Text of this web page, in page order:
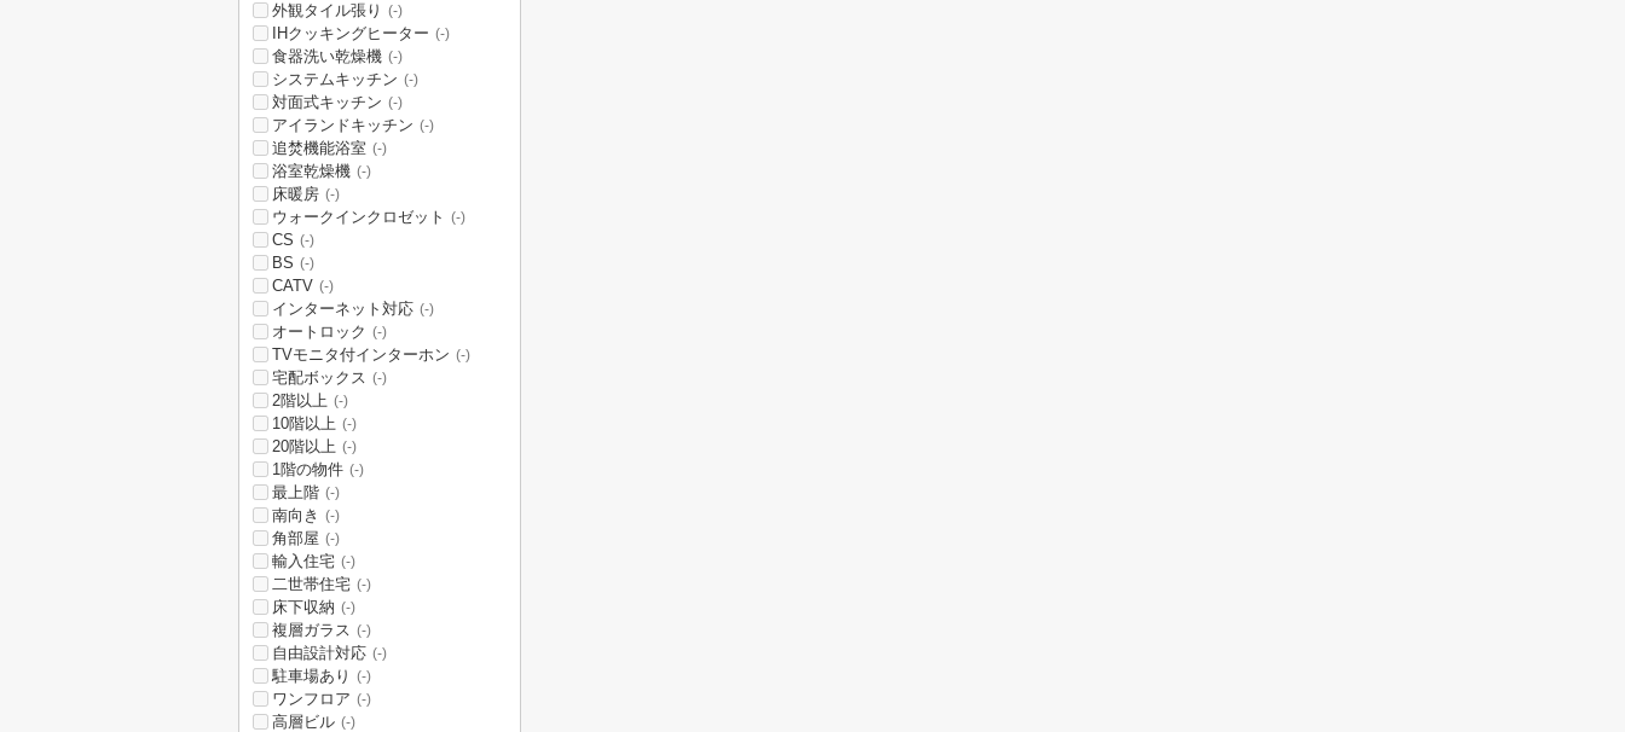
外観タイル張り (-)
IHクッキングヒーター (-)
食器洗い乾燥機 (-)
システムキッチン (-)
対面式キッチン (-)
アイランドキッチン (-)
追焚機能浴室 (-)
浴室乾燥機 (-)
床暖房 (-)
ウォークインクロゼット (-)
CS (-)
BS (-)
CATV (-)
インターネット対応 (-)
オートロック (-)
TVモニタ付インターホン (-)
宅配ボックス (-)
2階以上 (-)
10階以上 (-)
20階以上 (-)
1階の物件 (-)
最上階 (-)
南向き (-)
角部屋 (-)
輸入住宅 (-)
二世帯住宅 (-)
床下収納 (-)
複層ガラス (-)
自由設計対応 (-)
駐車場あり (-)
ワンフロア (-)
高層ビル (-)